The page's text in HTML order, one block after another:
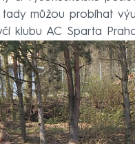
můžou probíhat
klubu AC Sparta